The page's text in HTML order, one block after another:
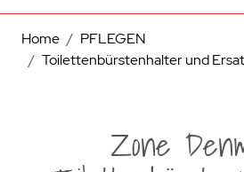
Home / PFLEGEN
/ Toilettenbürstenhalter und
Zone